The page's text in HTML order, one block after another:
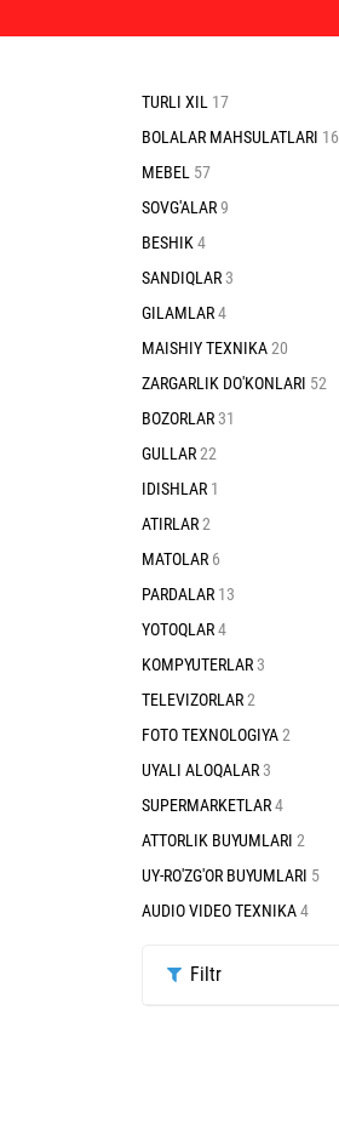
TURLI XIL 17
BOLALAR MAHSULATLARI 16
MEBEL 57
SOVG'ALAR9
BESHIK 4
SANDIQLAR3
GILAMLAR4
MAISHIY TEXNIKA20
ZARGARLIK DO'KONLARI 52
BOZORLAR31
GULLAR22
IDISHLAR 1
ATIRLAR2
MATOLAR 6
PARDALAR 13
YOTOQLAR4
KOMPYUTERLAR3
TELEVIZORLAR2
FOTO TEXNOLOGIYA2
UYALI ALOQALAR3
SUPERMARKETLAR4
ATTORLIK BUYUMLARI 2
UY-RO'ZG'OR BUYUMLARI 5
AUDIO VIDEO TEXNIKA4
Filtr